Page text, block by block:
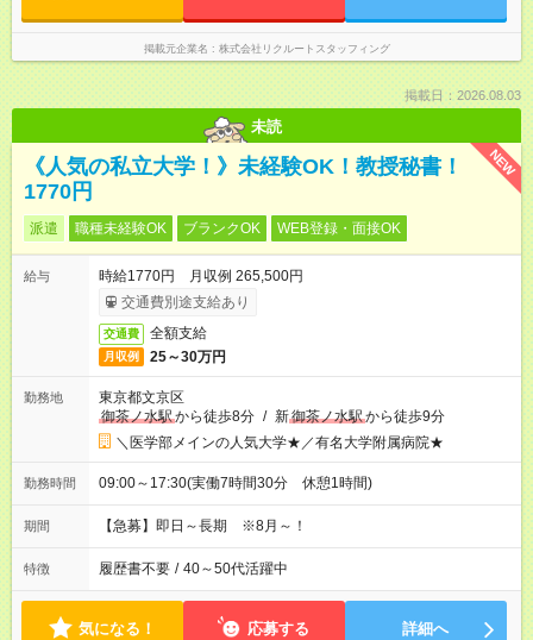
掲載元企業名 株式会社リクルートスタッフィング
掲載日：2026.08.03
未読
NEW
《人気の私立大学！》未経験OK！教授秘書！
1770円
派遣 職種未経験OK ブランクOK WEB登録・面接OK
給与
時給1770円 月収例 265,500円
交通費別途支給あり
交通費 全額支給
月収例 25～30万円
勤務地
東京都文京区
御茶ノ水駅から徒歩8分 / 新御茶ノ水駅から徒歩9分
＼医学部メインの人気大学★／有名大学附属病院★
勤務時間 09:00～17:30(実働7時間30分 休憩1時間)
期間 【急募】即日～長期 ※8月～！
特徴 履歴書不要 / 40～50代活躍中
気になる！ 応募する 詳細へ